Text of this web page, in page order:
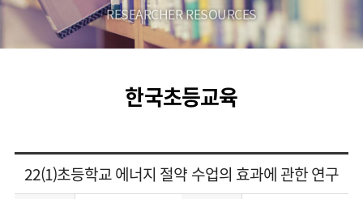
RESEARCHER RESOURCES
한국초등교육
22(1)초등학교 에너지 절약 수업의 효과에 관한 연구